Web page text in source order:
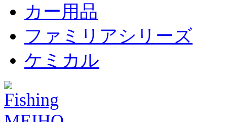
カー用品
ファミリアシリーズ
ケミカル